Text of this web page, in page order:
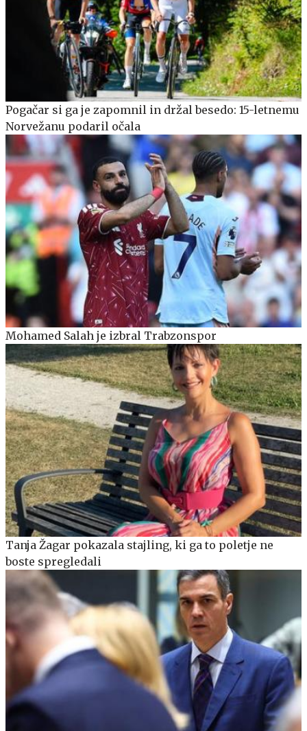
Pogačar si ga je zapomnil in držal besedo: 15-letnemu
Norvežanu podaril očala
Mohamed Salah je izbral Trabzonspor
Tanja Žagar pokazala stajling, ki ga to poletje ne
boste spregledali